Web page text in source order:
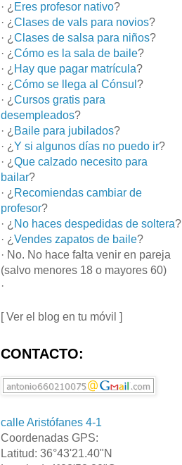
· ¿ Eres profesor nativo?
· ¿ Clases de vals para novios?
· ¿ Clases de salsa para niños?
· ¿ Cómo es la sala de baile?
· ¿ Hay que pagar matrícula?
· ¿ Cómo se llega al Cónsul ?
· ¿ Cursos gratis para
desempleados?
· ¿ Baile para jubilados?
· ¿ Y si algunos días no puedo ir?
· ¿ Que calzado necesito para
bailar?
· ¿ Recomiendas cambiar de
profesor?
· ¿ No haces despedidas de soltera?
· ¿ Vendes zapatos de baile?
· No. No hace falta venir en pareja
(salvo menores 18 o mayores 60)
·
[ Ver el blog en tu móvil ]
CONTACTO:
calle Aristófanes 4-1
Coordenadas GPS:
Latitud: 36°43'21.40"N